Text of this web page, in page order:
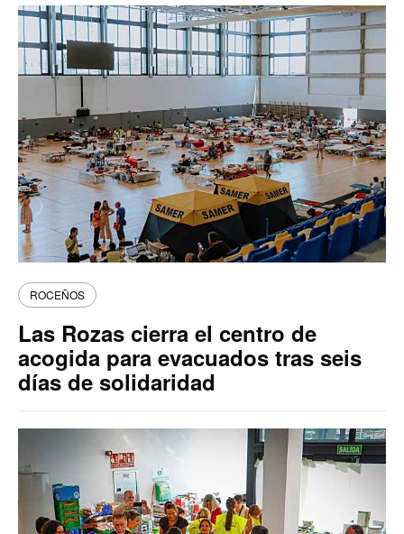
ROCEÑOS
Las Rozas cierra el centro de
acogida para evacuados tras seis
días de solidaridad